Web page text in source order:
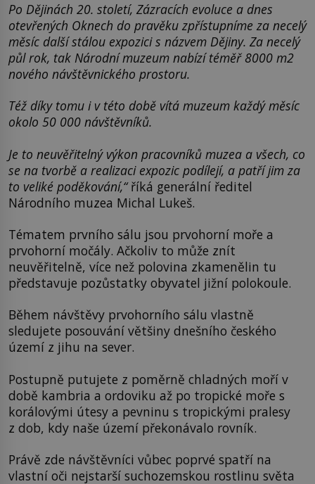
Po Dějinách 20. století, Zázracích evoluce a dnes
otevřených Oknech do pravěku zpřístupníme za necelý
měsíc další stálou expozici s názvem Dějiny. Za necelý
půl rok, tak Národní muzeum nabízí téměř 8000 m2
nového návštěvnického prostoru.
Též díky tomu i v této době vítá muzeum každý měsíc
okolo 50 000 návštěvníků.
Je to neuvěřitelný výkon pracovníků muzea a všech, co
se na tvorbě a realizaci expozic podílejí, a patří jim za
to veliké poděkování,“říká generální ředitel
Národního muzea Michal Lukeš.
Tématem prvního sálu jsou prvohorní moře a
prvohorní močály. Ačkoliv to může znít
neuvěřitelně, více než polovina zkamenělin tu
představuje pozůstatky obyvatel jižní polokoule.
Během návštěvy prvohorního sálu vlastně
sledujete posouvání většiny dnešního českého
území z jihu na sever.
Postupně putujete z poměrně chladných moří v
době kambria a ordoviku až po tropické moře s
korálovými útesy a pevninu s tropickými pralesy
z dob, kdy naše území překonávalo rovník.
Právě zde návštěvníci vůbec poprvé spatří na
vlastní oči nejstarší suchozemskou rostlinu světa